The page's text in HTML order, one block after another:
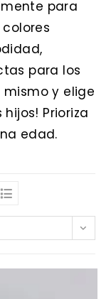
para
para los
mismo y elige
Prioriza
edad.